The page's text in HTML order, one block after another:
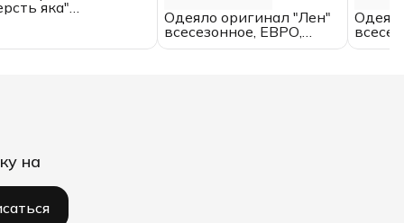
яка"
Одеяло оригинал "Лен"
всесезонное, ЕВРО,
ИвШвейСтандарт
на